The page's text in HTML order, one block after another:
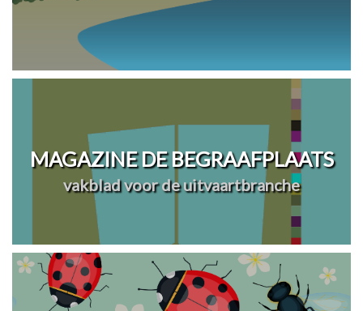
MAGAZINE DE BEGRAAFPLAATS
vakblad voor de uitvaartbranche